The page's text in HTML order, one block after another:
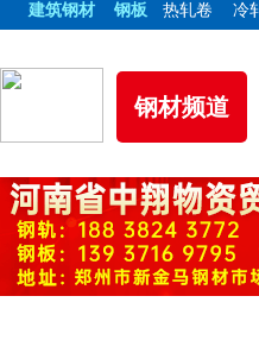
建筑钢材 钢板 热轧卷 冷
钢材频道